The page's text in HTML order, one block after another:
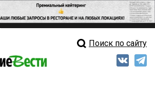
Свежий выпускПоиск по сайту